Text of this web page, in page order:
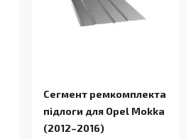
Сегмент ремкомплекта
підлоги для Opel Mokka
(2012–2016)